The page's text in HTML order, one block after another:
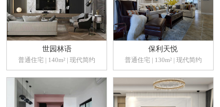
世园林语
普通住宅 | 140m² | 现代简约
保利天悦
普通住宅 | 130m² | 现代简约